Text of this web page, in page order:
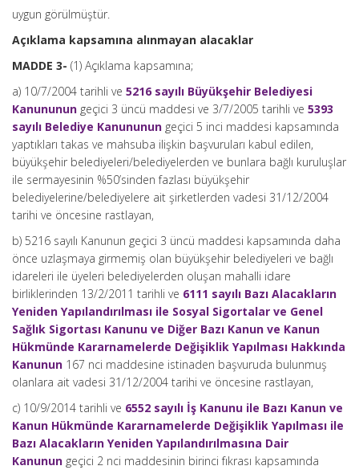
uygun görülmüştür.
Açıklama kapsamına alınmayan alacaklar
MADDE 3- (1) Açıklama kapsamına;
a) 10/7/2004 tarihli ve 5216 sayılı Büyükşehir Belediyesi
Kanununun geçici 3 üncü maddesi ve 3/7/2005 tarihli ve 5393
sayılı Belediye Kanununun geçici 5 inci maddesi kapsamında
yaptıkları takas ve mahsuba ilişkin başvuruları kabul edilen,
büyükşehir belediyeleri/belediyelerden ve bunlara bağlı kuruluşlar
ile sermayesinin %50’sinden fazlası büyükşehir
belediyelerine/belediyelere ait şirketlerden vadesi 31/12/2004
tarihi ve öncesine rastlayan,
b) 5216 sayılı Kanunun geçici 3 üncü maddesi kapsamında daha
önce uzlaşmaya girmemiş olan büyükşehir belediyeleri ve bağlı
idareleri ile üyeleri belediyelerden oluşan mahalli idare
birliklerinden 13/2/2011 tarihli ve 6111 sayılı Bazı Alacakların
Yeniden Yapılandırılması ile Sosyal Sigortalar ve Genel
Sağlık Sigortası Kanunu ve Diğer Bazı Kanun ve Kanun
Hükmünde Kararnamelerde Değişiklik Yapılması Hakkında
Kanunun 167 nci maddesine istinaden başvuruda bulunmuş
olanlara ait vadesi 31/12/2004 tarihi ve öncesine rastlayan,
c) 10/9/2014 tarihli ve 6552 sayılı İş Kanunu ile Bazı Kanun ve
Kanun Hükmünde Kararnamelerde Değişiklik Yapılması ile
Bazı Alacakların Yeniden Yapılandırılmasına Dair
Kanunun geçici 2 nci maddesinin birinci fıkrası kapsamında